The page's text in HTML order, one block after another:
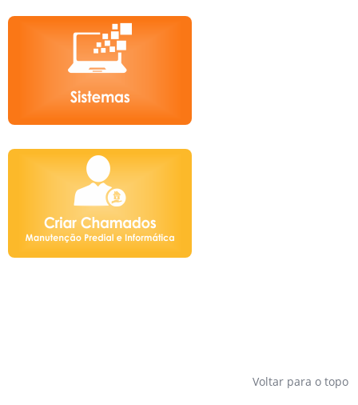
Voltar para o topo